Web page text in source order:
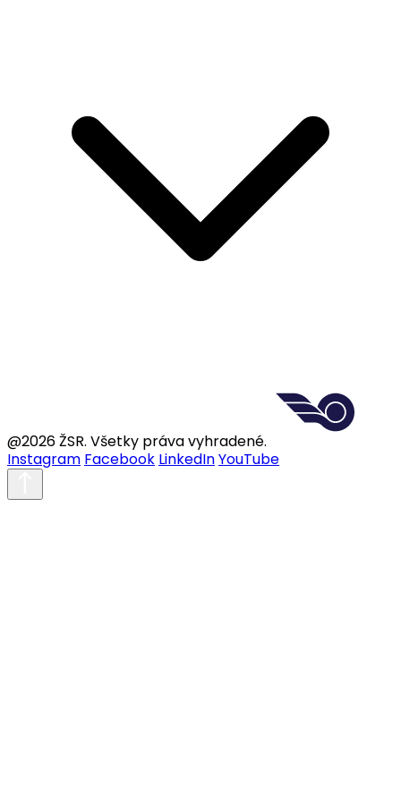
@2026 ŽSR. Všetky práva vyhradené.
Instagram Facebook LinkedInYouTube